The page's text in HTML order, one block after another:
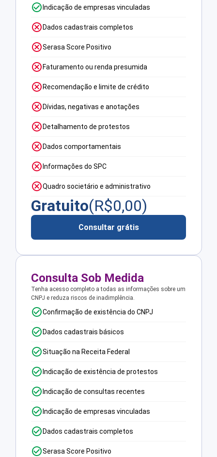
Indicação de empresas vinculadas
Dados cadastrais completos
Serasa Score Positivo
Faturamento ou renda presumida
Recomendação e limite de crédito
Dívidas, negativas e anotações
Detalhamento de protestos
Dados comportamentais
Informações do SPC
Quadro societário e administrativo
Gratuito(R$0,00)
Consultar grátis
Consulta Sob Medida
Tenha acesso completo a todas as informações sobre um
CNPJ e reduza riscos de inadimplência.
Confirmação de existência do CNPJ
Dados cadastrais básicos
Situação na Receita Federal
Indicação de existência de protestos
Indicação de consultas recentes
Indicação de empresas vinculadas
Dados cadastrais completos
Serasa Score Positivo